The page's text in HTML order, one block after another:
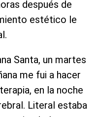
después de
estético le
Santa, un martes
me fui a hacer
en la noche
Literal estaba